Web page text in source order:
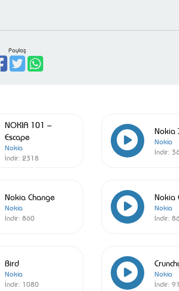
Paylaş
NOKIA 101 –
Escape
Nokia
İndir: 2318
Nokia
Nokia
İndir:
Nokia Change
Nokia
İndir: 860
Nokia
Nokia
İndir:
Bird
Nokia
İndir: 1080
Nokia
İndir: